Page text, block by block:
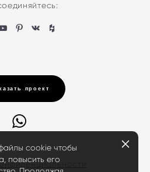
проект
cookie чтобы
повысить его